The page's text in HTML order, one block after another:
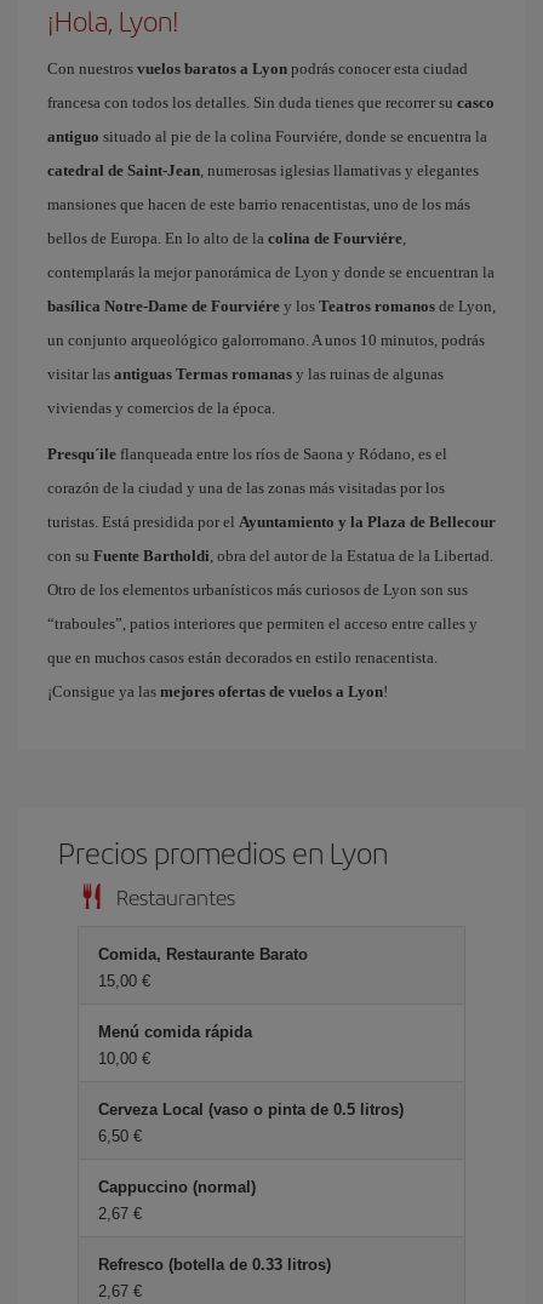
¡Hola, Lyon!
Con nuestros vuelos baratos a Lyon podrás conocer esta ciudad
francesa con todos los detalles. Sin duda tienes que recorrer su casco
antiguo situado al pie de la colina Fourviére, donde se encuentra la
catedral de Saint-Jean, numerosas iglesias llamativas y elegantes
mansiones que hacen de este barrio renacentistas, uno de los más
bellos de Europa. En lo alto de la colina de Fourviére,
contemplarás la mejor panorámica de Lyon y donde se encuentran la
basílica Notre-Dame de Fourviére y los Teatros romanos de Lyon,
un conjunto arqueológico galorromano. A unos 10 minutos, podrás
visitar las antiguas Termas romanas y las ruinas de algunas
viviendas y comercios de la época.
Presqu´ile flanqueada entre los ríos de Saona y Ródano, es el
corazón de la ciudad y una de las zonas más visitadas por los
turistas. Está presidida por el Ayuntamiento y la Plaza de Bellecour
con su Fuente Bartholdi, obra del autor de la Estatua de la Libertad.
Otro de los elementos urbanísticos más curiosos de Lyon son sus
“traboules”, patios interiores que permiten el acceso entre calles y
que en muchos casos están decorados en estilo renacentista.
¡Consigue ya las mejores ofertas de vuelos a Lyon!
Precios promedios en Lyon
Restaurantes
Comida, Restaurante Barato
15,00 €
Menú comida rápida
10,00 €
Cerveza Local (vaso o pinta de 0.5 litros)
6,50 €
Cappuccino (normal)
2,67 €
Refresco (botella de 0.33 litros)
2,67 €